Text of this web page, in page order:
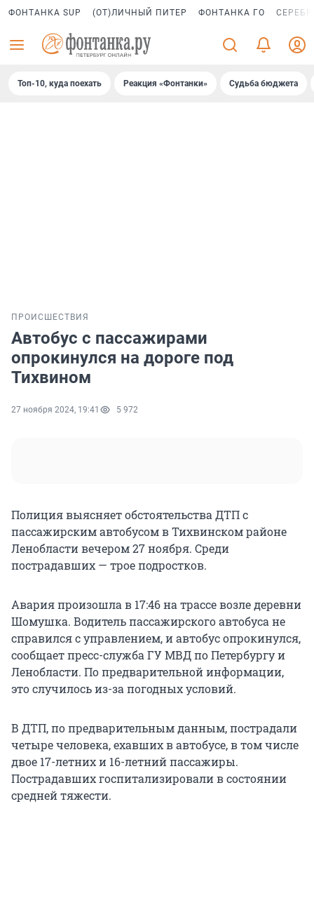
ФОНТАНКА SUP (ОТ)ЛИЧНЫЙ ПИТЕР ФОНТАНКА ГО
Топ-10, куда поехать Реакция «Фонтанки» Судьба бюджета
ПРОИСШЕСТВИЯ
Автобус с пассажирами
опрокинулся на дороге под
Тихвином
27 ноября 2024, 19:41 5 972
Полиция выясняет обстоятельства ДТП с
пассажирским автобусом в Тихвинском районе
Ленобласти вечером 27 ноября. Среди
пострадавших — трое подростков.
Авария произошла в 17:46 на трассе возле деревни
Шомушка. Водитель пассажирского автобуса не
справился с управлением, и автобус опрокинулся,
сообщает пресс-служба ГУ МВД по Петербургу и
Ленобласти. По предварительной информации,
это случилось из-за погодных условий.
В ДТП, по предварительным данным, пострадали
четыре человека, ехавших в автобусе, в том числе
двое 17-летних и 16-летний пассажиры.
Пострадавших госпитализировали в состоянии
средней тяжести.